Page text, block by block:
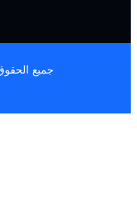
جميع الحقوق